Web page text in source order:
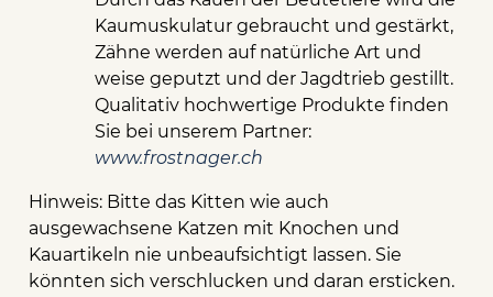
Kaumuskulatur gebraucht und gestärkt,
Zähne werden auf natürliche Art und
weise geputzt und der Jagdtrieb gestillt.
Qualitativ hochwertige Produkte finden
Sie bei unserem Partner:
www.frostnager.ch
Hinweis: Bitte das Kitten wie auch
ausgewachsene Katzen mit Knochen und
Kauartikeln nie unbeaufsichtigt lassen. Sie
könnten sich verschlucken und daran ersticken.